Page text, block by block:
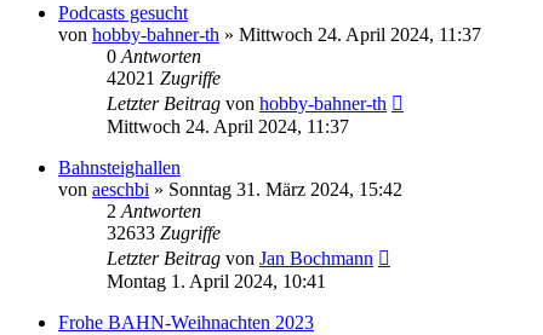
Podcasts gesucht
von hobby-bahner-th » Mittwoch 24. April 2024, 11:37
0 Antworten
42021 Zugriffe
Letzter Beitrag von hobby-bahner-th
Mittwoch 24. April 2024, 11:37
Bahnsteighallen
von aeschbi » Sonntag 31. März 2024, 15:42
2 Antworten
32633 Zugriffe
Letzter Beitrag von Jan Bochmann
Montag 1. April 2024, 10:41
Frohe BAHN-Weihnachten 2023